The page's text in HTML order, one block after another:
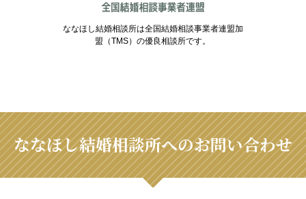
ななほし結婚相談所は全国結婚相談事業者連盟加
盟（TMS）の優良相談所です。
ななほし結婚相談所へのお問い合わせ